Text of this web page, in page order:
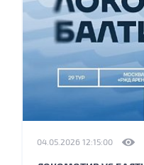
04.05.2026 12:15:00